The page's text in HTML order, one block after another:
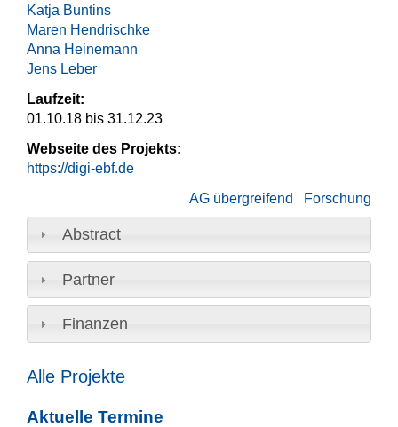
Katja Buntins
Maren Hendrischke
Anna Heinemann
Jens Leber
Laufzeit:
01.10.18 bis 31.12.23
Webseite des Projekts:
https://digi-ebf.de
Forschung
AG übergreifend
Abstract
Partner
Finanzen
Alle Projekte
Aktuelle Termine